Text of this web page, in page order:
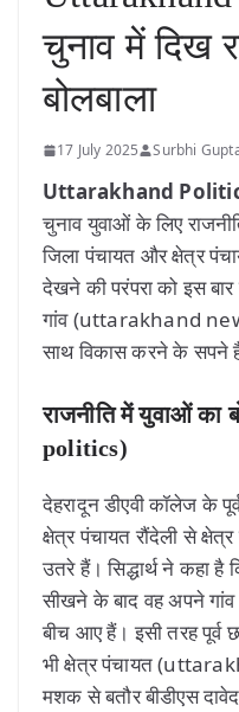
चुनाव में दिख
बोलबाला
17 July 2025 Surbhi
Uttarakhand
चुनाव युवाओं के लिए
जिला पंचायत और क्षेत्र
देखने की परंपरा को इस
गांव (uttarakhand
साथ विकास करने के सपने
राजनीति में युवाओं का
politics)
देहरादून डीएवी कॉलेज के
क्षेत्र पंचायत रौंदेली से
उतरे हैं। सिद्धार्थ ने कहा है
सीखने के बाद वह अपने
बीच आए हैं। इसी तरह पूर्व
भी क्षेत्र पंचायत
मशक से बतौर बीडीएस